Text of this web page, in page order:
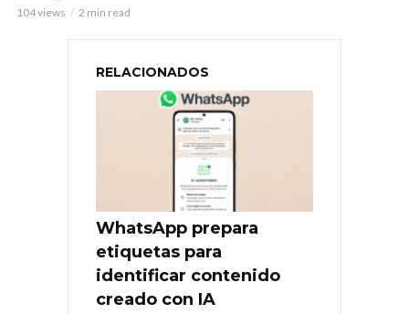
104 views 2 min read
RELACIONADOS
WhatsApp prepara
etiquetas para
identificar contenido
creado con IA